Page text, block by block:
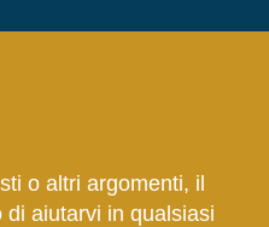
o altri argomenti, il
aiutarvi in qualsiasi